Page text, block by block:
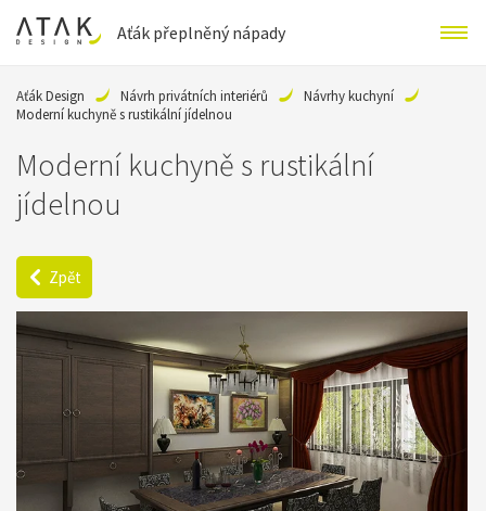
Aťák přeplněný nápady
Aťák Design Návrh privátních interiérů
Návrhy kuchyní
Moderní kuchyně s rustikální jídelnou
Moderní kuchyně s rustikální
jídelnou
Zpět